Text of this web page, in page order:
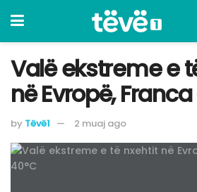
​Valë ekstreme e
në Evropë,
by Tëvë1 2 muaj ago